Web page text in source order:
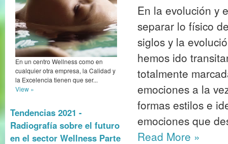
En un centro Wellness como en
cualquier otra empresa, la Calidad y
la Excelencia tienen que ser...
View »
Tendencias 2021 -
Radiografía sobre el futuro
en el sector Wellness Parte
En la evolución y
separar lo físico
siglos y la
hemos ido
totalmente
emociones a la
formas estilos e
emociones que
Read More »